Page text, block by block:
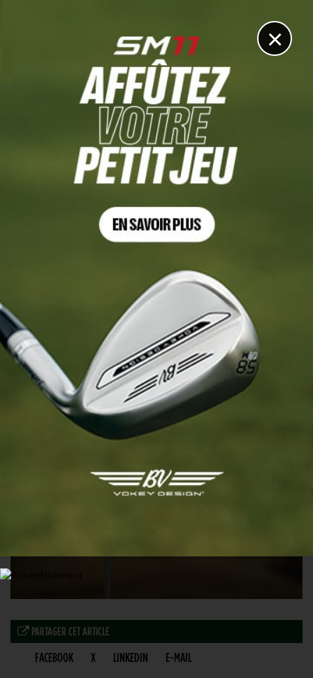
×
ASIAN TOUR
Le retrait annoncé des Saoudiens sur le LIV Golf
impacte déjà les dotations de l’Asian Tour
19 MAI 2026
PARTAGER CET ARTICLE
FACEBOOK X LINKEDIN E-MAIL